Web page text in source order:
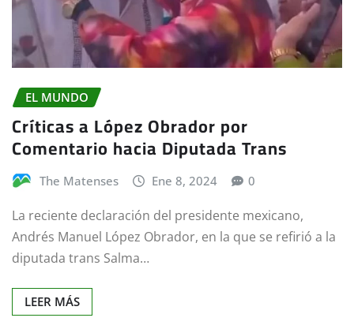
EL MUNDO
Críticas a López Obrador por
Comentario hacia Diputada Trans
The Matenses Ene 8, 2024 0
La reciente declaración del presidente mexicano,
Andrés Manuel López Obrador, en la que se refirió a la
diputada trans Salma…
LEER MÁS